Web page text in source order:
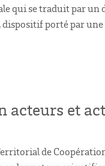
qui se traduit par
porté par
acteurs et
de